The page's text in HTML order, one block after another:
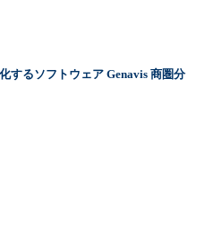
するソフトウェア Genavis 商圏分